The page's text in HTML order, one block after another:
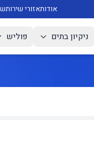
אודותאזורי שירות
ניקיון בתים פוליש